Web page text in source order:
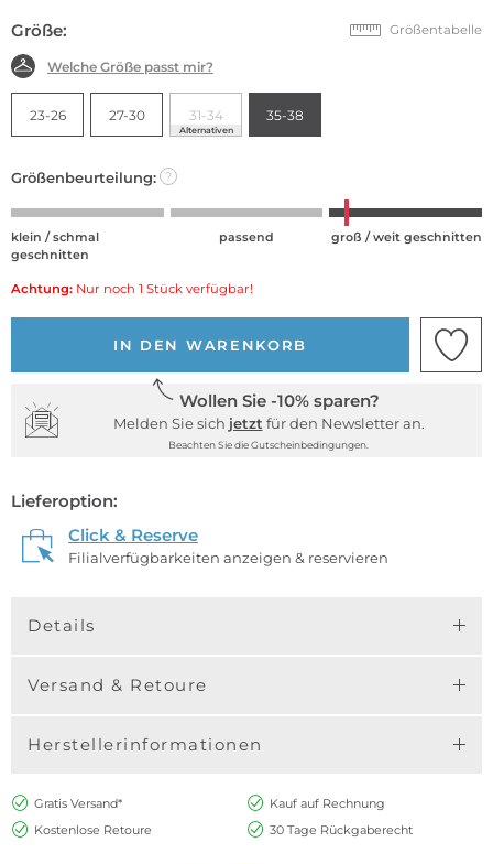
Größe: Größentabelle
Welche Größe passt mir?
23-26 27-30 31-34
Alternativen
35-38
Größenbeurteilung: ?
klein / schmal
geschnitten
passend groß / weit geschnitten
Achtung: Nur noch 1 Stück verfügbar!
IN DEN WARENKORB
Wollen Sie -10% sparen?
Melden Sie sich jetzt für den Newsletter an.
Beachten Sie die Gutscheinbedingungen.
Lieferoption:
Click & Reserve
Filialverfügbarkeiten anzeigen & reservieren
Details
Versand & Retoure
Herstellerinformationen
Gratis Versand*
Kauf auf Rechnung
Kostenlose Retoure
30 Tage Rückgaberecht